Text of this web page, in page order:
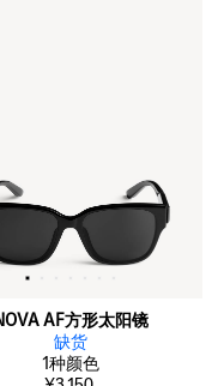
AF方形太阳镜
缺货
1种颜色